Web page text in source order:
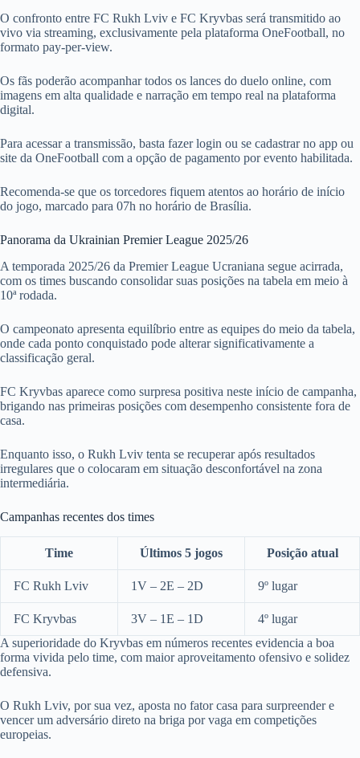
O confronto entre FC Rukh Lviv e FC Kryvbas será transmitido ao
vivo via streaming, exclusivamente pela plataforma OneFootball, no
formato pay-per-view.
Os fãs poderão acompanhar todos os lances do duelo online, com
imagens em alta qualidade e narração em tempo real na plataforma
digital.
Para acessar a transmissão, basta fazer login ou se cadastrar no app ou
site da OneFootball com a opção de pagamento por evento habilitada.
Recomenda-se que os torcedores fiquem atentos ao horário de início
do jogo, marcado para 07h no horário de Brasília.
Panorama da Ukrainian Premier League 2025/26
A temporada 2025/26 da Premier League Ucraniana segue acirrada,
com os times buscando consolidar suas posições na tabela em meio à
10ª rodada.
O campeonato apresenta equilíbrio entre as equipes do meio da tabela,
onde cada ponto conquistado pode alterar significativamente a
classificação geral.
FC Kryvbas aparece como surpresa positiva neste início de campanha,
brigando nas primeiras posições com desempenho consistente fora de
casa.
Enquanto isso, o Rukh Lviv tenta se recuperar após resultados
irregulares que o colocaram em situação desconfortável na zona
intermediária.
Campanhas recentes dos times
Time Últimos 5 jogos Posição atual
FC Rukh Lviv 1V – 2E – 2D 9º lugar
FC Kryvbas 3V – 1E – 1D
4º lugar
A superioridade do Kryvbas em números recentes evidencia a boa
forma vivida pelo time, com maior aproveitamento ofensivo e solidez
defensiva.
O Rukh Lviv, por sua vez, aposta no fator casa para surpreender e
vencer um adversário direto na briga por vaga em competições
europeias.